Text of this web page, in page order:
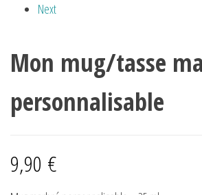
Next
Mon mug/tasse
personnalisable
9,90 €